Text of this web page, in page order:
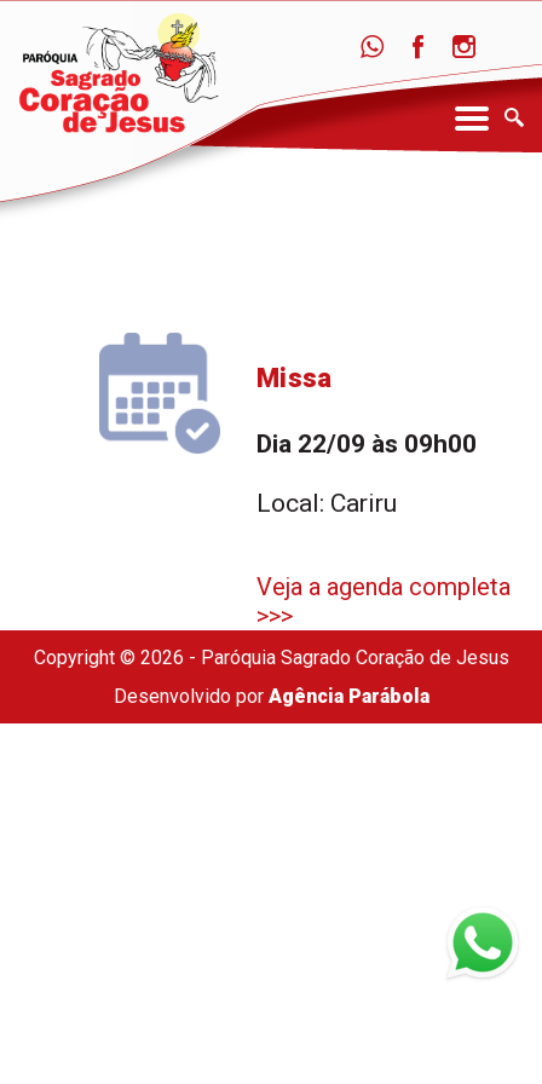
Missa
Dia 22/09 às 09h00
Local: Cariru
Veja a agenda completa
>>>
Copyright © 2026 - Paróquia Sagrado Coração de Jesus
Desenvolvido por Agência Parábola